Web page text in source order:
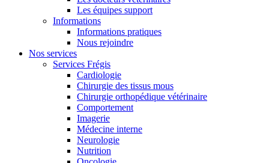
Les équipes support
Informations
Informations pratiques
Nous rejoindre
Nos services
Services Frégis
Cardiologie
Chirurgie des tissus mous
Chirurgie orthopédique vétérinaire
Comportement
Imagerie
Médecine interne
Neurologie
Nutrition